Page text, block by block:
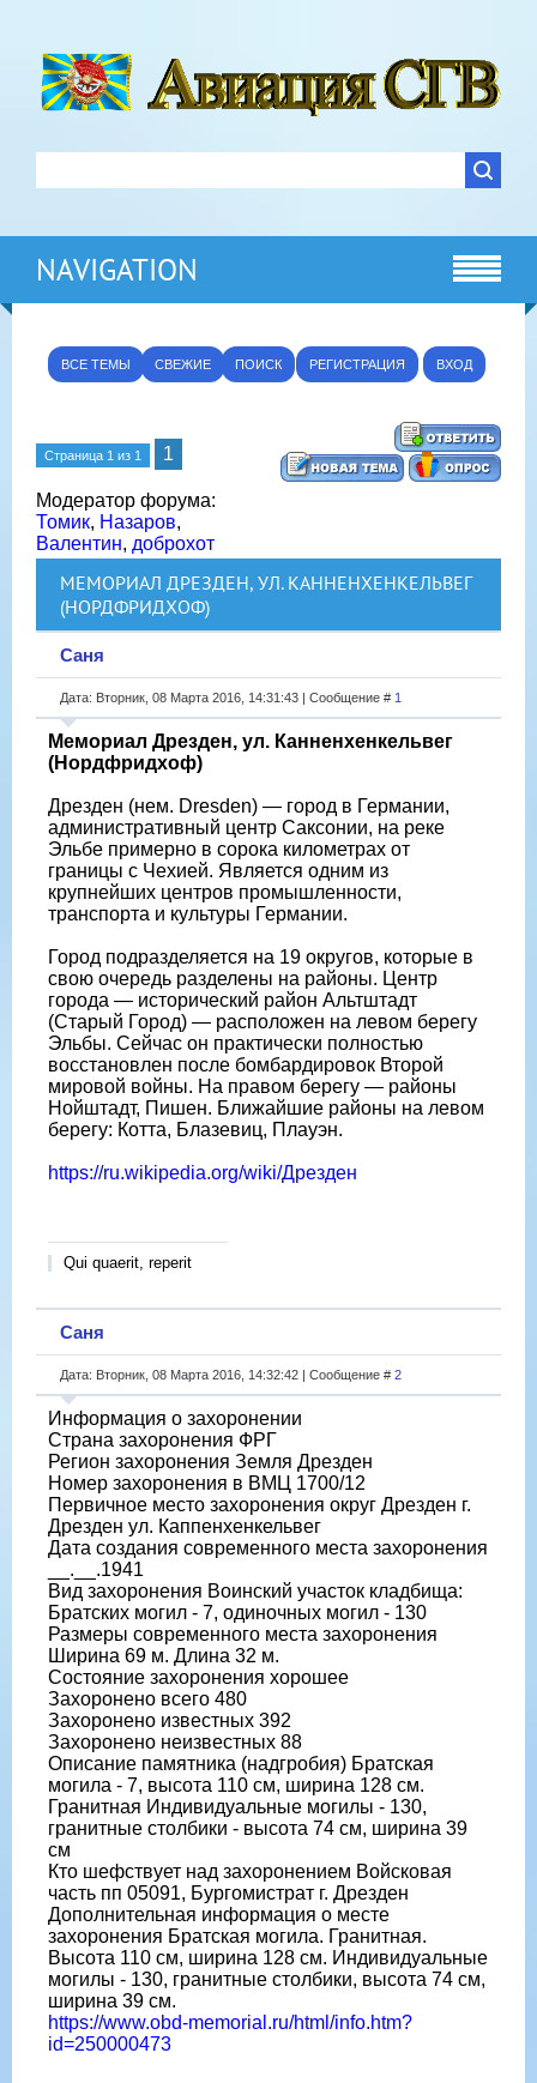
NAVIGATION
ВСЕ ТЕМЫ СВЕЖИЕ ПОИСК РЕГИСТРАЦИЯ ВХОД
Страница 1 из 1 1
Модератор форума:
Томик, Назаров,
Валентин, доброхот
МЕМОРИАЛ ДРЕЗДЕН, УЛ. КАННЕНХЕНКЕЛЬВЕГ
(НОРДФРИДХОФ)
Саня
Дата: Вторник, 08 Марта 2016, 14:31:43 | Сообщение # 1
Мемориал Дрезден, ул. Канненхенкельвег
(Нордфридхоф)
Дрезден (нем. Dresden) — город в Германии,
административный центр Саксонии, на реке
Эльбе примерно в сорока километрах от
границы с Чехией. Является одним из
крупнейших центров промышленности,
транспорта и культуры Германии.
Город подразделяется на 19 округов, которые в
свою очередь разделены на районы. Центр
города — исторический район Альтштадт
(Старый Город) — расположен на левом берегу
Эльбы. Сейчас он практически полностью
восстановлен после бомбардировок Второй
мировой войны. На правом берегу — районы
Нойштадт, Пишен. Ближайшие районы на левом
берегу: Котта, Блазевиц, Плауэн.
https://ru.wikipedia.org/wiki/Дрезден
Qui quaerit, reperit
Саня
Дата: Вторник, 08 Марта 2016, 14:32:42 | Сообщение # 2
Информация о захоронении
Страна захоронения ФРГ
Регион захоронения Земля Дрезден
Номер захоронения в ВМЦ 1700/12
Первичное место захоронения округ Дрезден г.
Дрезден ул. Каппенхенкельвег
Дата создания современного места захоронения
__.__.1941
Вид захоронения Воинский участок кладбища:
Братских могил - 7, одиночных могил - 130
Размеры современного места захоронения
Ширина 69 м. Длина 32 м.
Состояние захоронения хорошее
Захоронено всего 480
Захоронено известных 392
Захоронено неизвестных 88
Описание памятника (надгробия) Братская
могила - 7, высота 110 см, ширина 128 см.
Гранитная Индивидуальные могилы - 130,
гранитные столбики - высота 74 см, ширина 39
см
Кто шефствует над захоронением Войсковая
часть пп 05091, Бургомистрат г. Дрезден
Дополнительная информация о месте
захоронения Братская могила. Гранитная.
Высота 110 см, ширина 128 см. Индивидуальные
могилы - 130, гранитные столбики, высота 74 см,
ширина 39 см.
https://www.obd-memorial.ru/html/info.htm?
id=250000473